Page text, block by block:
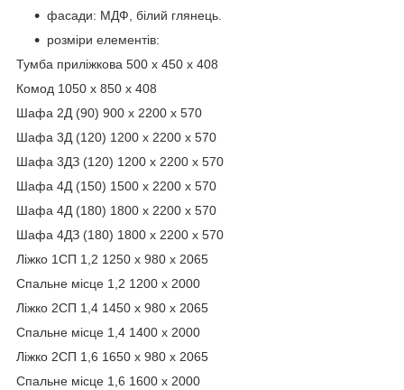
фасади: МДФ, білий глянець.
розміри елементів:
Тумба приліжкова 500 х 450 х 408
Комод 1050 х 850 х 408
Шафа 2Д (90) 900 х 2200 х 570
Шафа 3Д (120) 1200 х 2200 х 570
Шафа 3ДЗ (120) 1200 х 2200 х 570
Шафа 4Д (150) 1500 х 2200 х 570
Шафа 4Д (180) 1800 х 2200 х 570
Шафа 4ДЗ (180) 1800 х 2200 х 570
Ліжко 1СП 1,2 1250 х 980 х 2065
Спальне місце 1,2 1200 х 2000
Ліжко 2СП 1,4 1450 х 980 х 2065
Спальне місце 1,4 1400 х 2000
Ліжко 2СП 1,6 1650 х 980 х 2065
Спальне місце 1,6 1600 х 2000